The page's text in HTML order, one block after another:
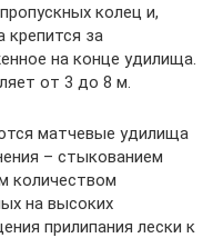
колец и,
крепится за
на конце удилища.
от 3 до 8 м.
матчевые удилища
– стыкованием
количеством
на высоких
прилипания лески к